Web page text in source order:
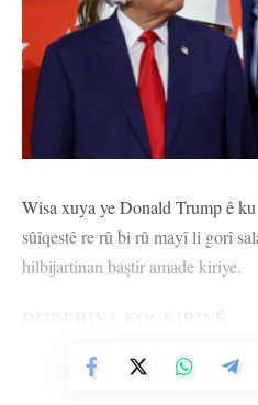
Wisa xuya ye Donald Trump ê
sûîqestê re rû bi rû mayî li gorî
hilbijartinan baştir amade kiriye.
Kontrolkirina koçkirinê di rojeva
Vê